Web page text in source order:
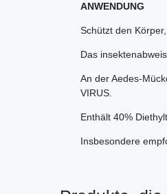
ANWENDUNG
Schützt den
Das
An der Aedes-
VIRUS.
Enthält 40%
Insbesondere